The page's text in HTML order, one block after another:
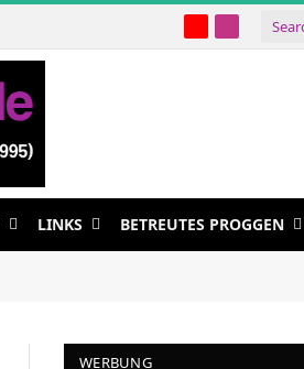
YouTubeInstagram
LINKS BETREUTES PROGGEN
WERBUNG